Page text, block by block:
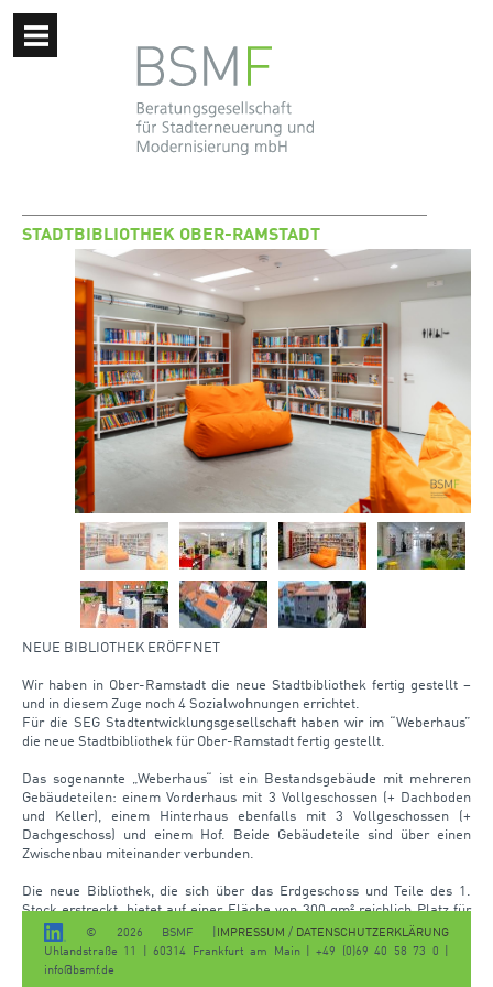
STADTBIBLIOTHEK OBER-RAMSTADT
NEUE BIBLIOTHEK ERÖFFNET
Wir haben in Ober-Ramstadt die neue Stadtbibliothek fertig gestellt –
und in diesem Zuge noch 4 Sozialwohnungen errichtet.
Für die SEG Stadtentwicklungsgesellschaft haben wir im “Weberhaus”
die neue Stadtbibliothek für Ober-Ramstadt fertig gestellt.
Das sogenannte „Weberhaus“ ist ein Bestandsgebäude mit mehreren
Gebäudeteilen: einem Vorderhaus mit 3 Vollgeschossen (+ Dachboden
und Keller), einem Hinterhaus ebenfalls mit 3 Vollgeschossen (+
Dachgeschoss) und einem Hof. Beide Gebäudeteile sind über einen
Zwischenbau miteinander verbunden.
Die neue Bibliothek, die sich über das Erdgeschoss und Teile des 1.
Stock erstreckt, bietet auf einer Fläche von 300 qm² reichlich Platz für
Besucher*innen und 3 Mitarbeiter*innen.
In den Gebäudeteilen die nicht von der Bibliothek in Anspruch
IMPRESSUM / DATENSCHUTZERKLÄRUNG
© 2026 BSMF |
Uhlandstraße 11 | 60314 Frankfurt am Main | +49 (0)69 40 58 73 0 |
info@bsmf.de